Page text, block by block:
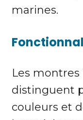
marines.
Les montres
distinguent
couleurs et